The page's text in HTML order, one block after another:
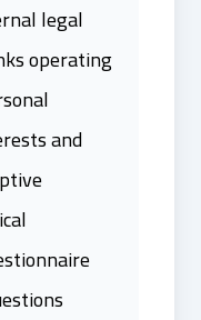
legal
operating
and